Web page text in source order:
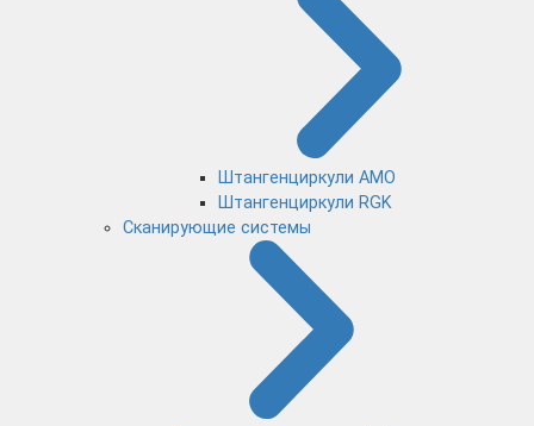
Штангенциркули AMO
Штангенциркули RGK
Сканирующие системы